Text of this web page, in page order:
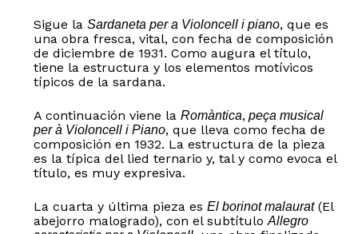
Sigue la Sardaneta per a Violoncell i piano, que es
una obra fresca, vital, con fecha de composición
de diciembre de 1931. Como augura el título,
tiene la estructura y los elementos motívicos
típicos de la sardana.
A continuación viene la Romàntica, peça musical
per à Violoncell i Piano, que lleva como fecha de
composición en 1932. La estructura de la pieza
es la típica del lied ternario y, tal y como evoca el
título, es muy expresiva.
La cuarta y última pieza es El borinot malaurat(El
abejorro malogrado), con el subtítuloAllegro